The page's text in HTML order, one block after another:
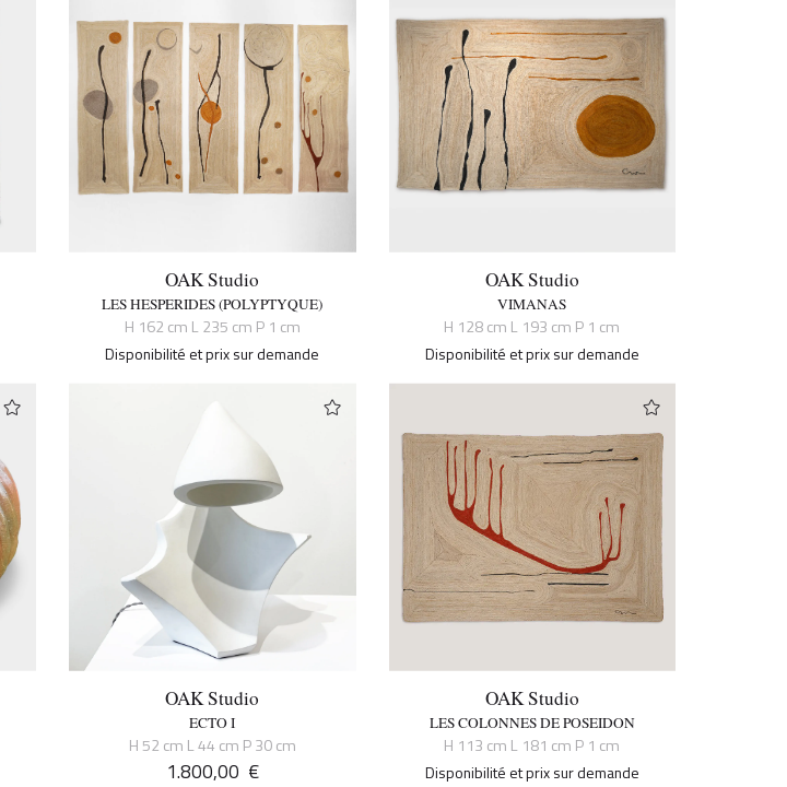
OAK Studio
LES HESPERIDES (POLYPTYQUE)
H 162 cm L 235 cm P 1 cm
Disponibilité et prix sur demande
OAK Studio
VIMANAS
H 128 cm L 193 cm P 1 cm
Disponibilité et prix sur demande
OAK Studio
ECTO I
H 52 cm L 44 cm P 30 cm
1.800,00 €
OAK Studio
LES COLONNES DE POSEIDON
H 113 cm L 181 cm P 1 cm
Disponibilité et prix sur demande